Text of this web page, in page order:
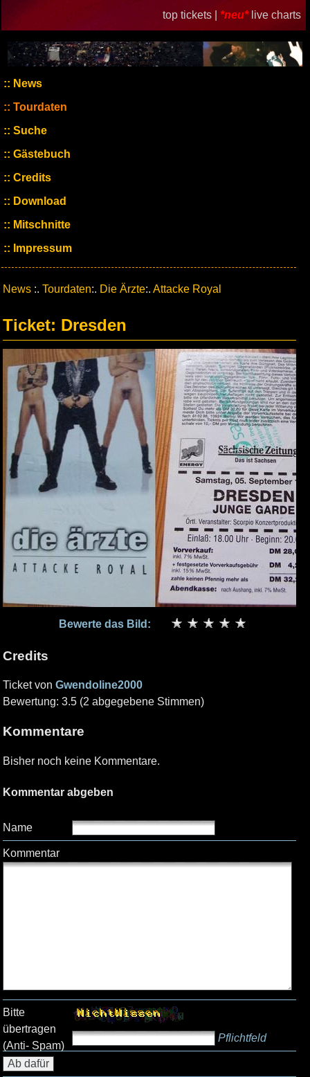
top tickets | *neu* live charts
News
Tourdaten
Suche
Gästebuch
Credits
Download
Mitschnitte
Impressum
News :. Tourdaten:. Die Ärzte:. Attacke Royal
Ticket: Dresden
Bewerte das Bild:
Credits
Ticket von Gwendoline2000
Bewertung: 3.5 (2 abgegebene Stimmen)
Kommentare
Bisher noch keine Kommentare.
Kommentar abgeben
Name
Kommentar
Bitte
übertragen
(Anti- Spam)
Pflichtfeld